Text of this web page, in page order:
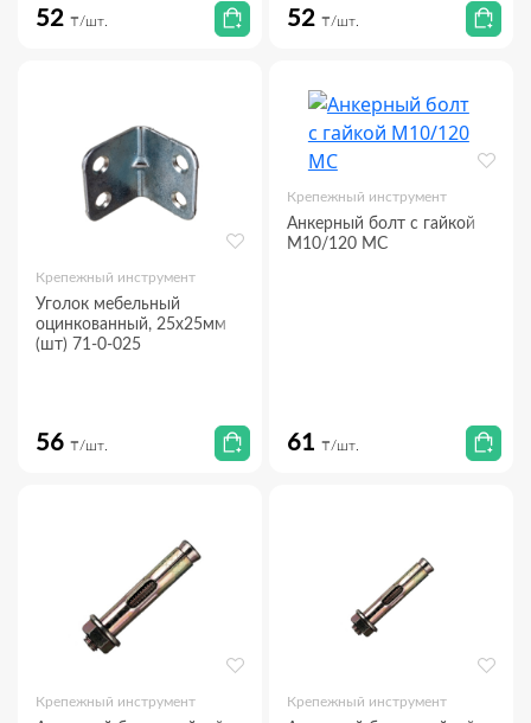
52 ₸/шт. 52 ₸/шт.
Крепежный инструмент
Уголок мебельный
оцинкованный, 25х25мм
(шт) 71-0-025
56 ₸/шт.
Крепежный инструмент
Анкерный болт с гайкой
М10/120 МС
61 ₸/шт.
Крепежный инструмент Крепежный инструмент